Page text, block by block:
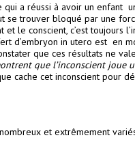
a réussi à avoir un enfant
se trouver bloqué par une
le conscient, c’est
d’embryon in utero est en
que ces résultats ne
que l’inconscient
cache cet inconscient pour
et extrêmement